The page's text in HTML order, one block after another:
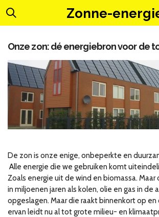
Ga
de
Zonne-
Onze zon: dé energiebron voor de
De zon is onze enige, onbeperkte en
Alle energie die we gebruiken komt
Zoals energie uit de wind en biomassa. Maar
in miljoenen jaren als kolen, olie en gas in de
opgeslagen. Maar die raakt binnenkort op en
ervan leidt nu al tot grote milieu- en